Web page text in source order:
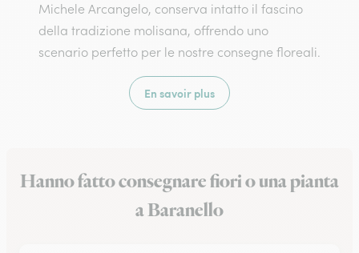
Michele Arcangelo, conserva intatto il fascino
della tradizione molisana, offrendo uno
scenario perfetto per le nostre consegne floreali.
En savoir plus
Hanno fatto consegnare fiori o una pianta
a Baranello